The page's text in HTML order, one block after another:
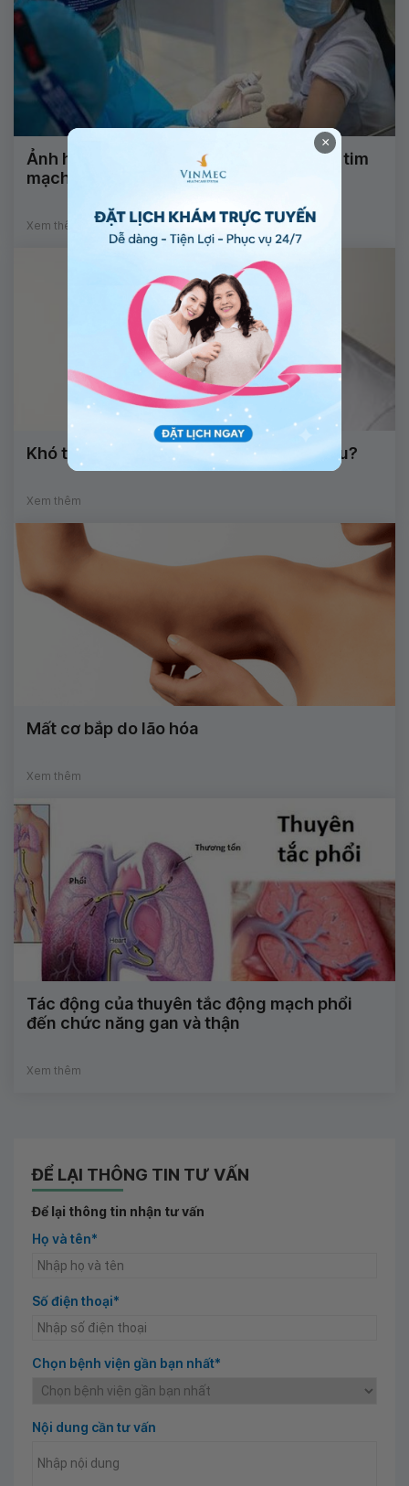
Ảnh hưởng của COVID-19 đến sức khỏe tim
mạch
Xem thêm
Khó thở ở người già: nguyên nhân do đâu?
Xem thêm
Mất cơ bắp do lão hóa
Xem thêm
Tác động của thuyên tắc động mạch phổi
đến chức năng gan và thận
Xem thêm
ĐỂ LẠI THÔNG TIN TƯ VẤN
Để lại thông tin nhận tư vấn
Họ và tên*
Số điện thoại*
Chọn bệnh viện gần bạn nhất*
Nội dung cần tư vấn
×